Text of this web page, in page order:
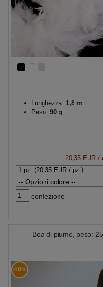
Lunghezza: 1,8 m
Peso: 90 g
20,35 EUR/
confezione
Boa di piume, peso:
-10%